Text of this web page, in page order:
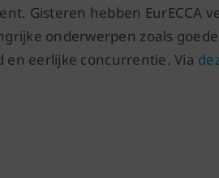
Gisteren hebben EurECCA
onderwerpen zoals goede
eerlijke concurrentie. Via